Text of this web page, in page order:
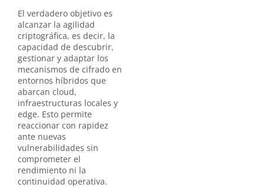
El verdadero objetivo es
alcanzar la agilidad
criptográfica, es decir, la
capacidad de descubrir,
gestionar y adaptar los
mecanismos de cifrado en
entornos híbridos que
abarcan cloud,
infraestructuras locales y
edge. Esto permite
reaccionar con rapidez
ante nuevas
vulnerabilidades sin
comprometer el
rendimiento ni la
continuidad operativa.